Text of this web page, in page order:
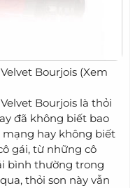
Bourjois (Xem
Bourjois là thỏi
đã không biết bao
mạng hay không biết
gái, từ những cô
bình thường trong
thỏi son này vẫn